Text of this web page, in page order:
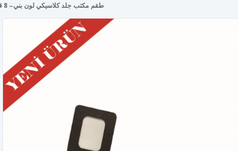
طقم مكتب جلد كلاسيكي لون بني– 8 قطع